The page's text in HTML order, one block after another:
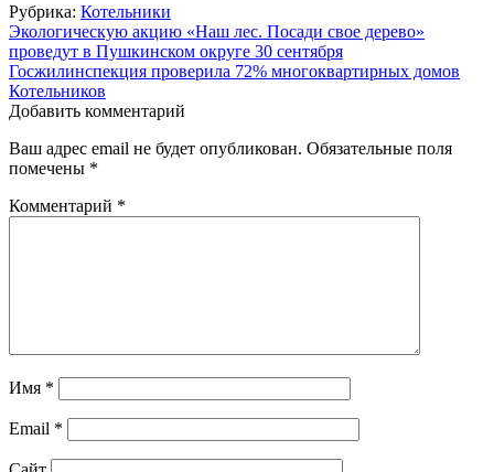
Рубрика: Котельники
Навигация
по
записям
Экологическую акцию «Наш лес. Посади свое дерево»
проведут в Пушкинском округе 30 сентября
Госжилинспекция проверила 72% многоквартирных домов
Котельников
Добавить комментарий
Ваш адрес email не будет опубликован. Обязательные поля
помечены *
Комментарий *
Имя *
Email *